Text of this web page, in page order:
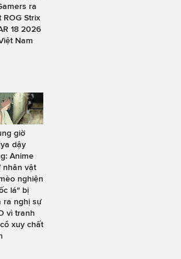
ra
ROG Strix
18 2026
Nam
giờ
dậy
Anime
nhân vật
nghiện
lá" bị
ra nghị sự
vì tranh
xuy chất